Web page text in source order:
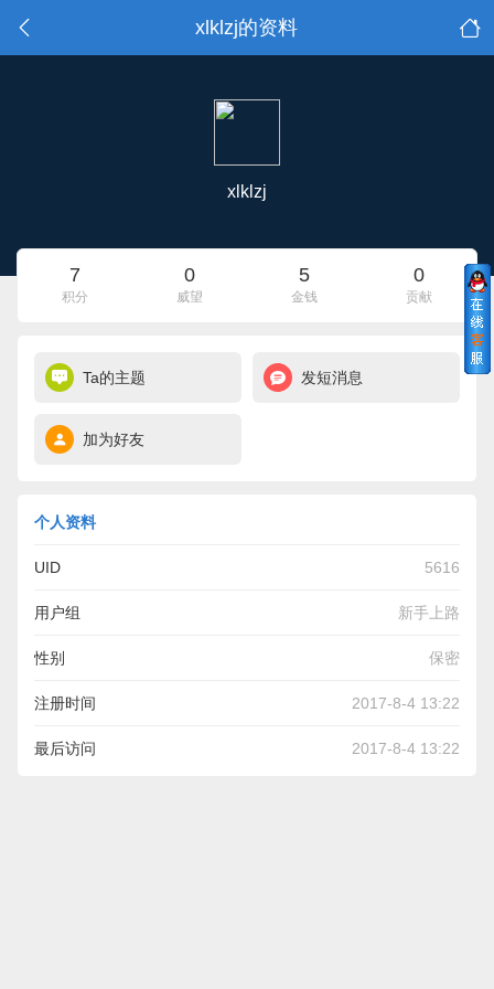
xlklzj的资料
xlklzj
7
积分
0
威望
5
金钱
0
贡献
Ta的主题 发短消息
加为好友
个人资料
UID 5616
用户组 新手上路
性别 保密
注册时间 2017-8-4 13:22
最后访问 2017-8-4 13:22